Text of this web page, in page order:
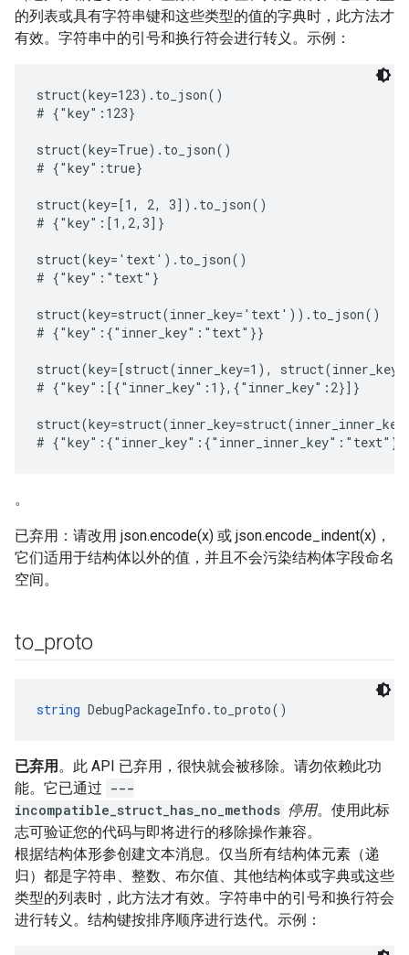
的列表或具有字符串键和这些类型的值的字典时，此方法才
有效。字符串中的引号和换行符会进行转义。示例：
struct(key=123).to_json()
# {"key":123}
struct(key=True).to_json()
# {"key":true}
struct(key=[1, 2, 3]).to_json()
# {"key":[1,2,3]}
struct(key='text').to_json()
# {"key":"text"}
struct(key=struct(inner_key='text')).to_json()
# {"key":{"inner_key":"text"}}
struct(key=[struct(inner_key=1),
# {"key":[{"inner_key":1},{"inner_key":2}]}
。
已弃用：请改用 json.encode(x) 或 json.encode_indent(x)，
它们适用于结构体以外的值，并且不会污染结构体字段命名
空间。
to proto
string DebugPackageInfo.to_proto()
已弃用 。此 API 已弃用，很快就会被移除。请勿依赖此功
能。它已通过 ---
incompatible_struct_has_no_methods 停用。使用此标
志可验证您的代码与即将进行的移除操作兼容。
根据结构体形参创建文本消息。仅当所有结构体元素（递
归）都是字符串、整数、布尔值、其他结构体或字典或这些
类型的列表时，此方法才有效。字符串中的引号和换行符会
进行转义。结构键按排序顺序进行迭代。示例：